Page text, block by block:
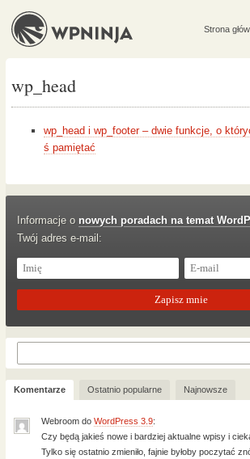
Strona
wp_head
wp_head i wp_footer – dwie funkcje, o
ś pamiętać
Informacje o nowych poradach na temat
Twój adres e-mail:
Komentarze Ostatnio popularne Najnowsze
Webroom do WordPress 3.9:
Czy będą jakieś nowe i bardziej aktualne wpisy i
Tylko się ostatnio zmieniło, fajnie byłoby poczytać